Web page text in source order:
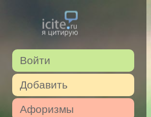
Войти
Добавить
Афоризмы